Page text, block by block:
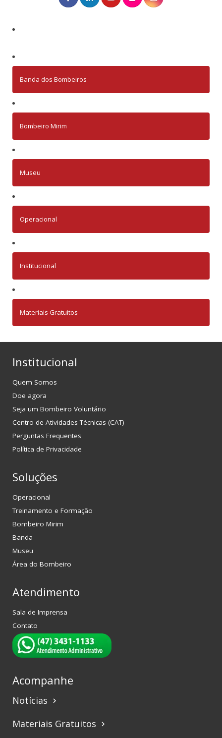
Banda dos Bombeiros
Bombeiro Mirim
Museu
Operacional
Institucional
Materiais Gratuitos
Institucional
Quem Somos
Doe agora
Seja um Bombeiro Voluntário
Centro de Atividades Técnicas (CAT)
Perguntas Frequentes
Política de Privacidade
Soluções
Operacional
Treinamento e Formação
Bombeiro Mirim
Banda
Museu
Área do Bombeiro
Atendimento
Sala de Imprensa
Contato
Acompanhe
Notícias keyboard_arrow_right
Materiais Gratuitos keyboard_arrow_right